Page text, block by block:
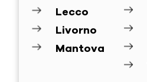
Lecco
Livorno
Mantova